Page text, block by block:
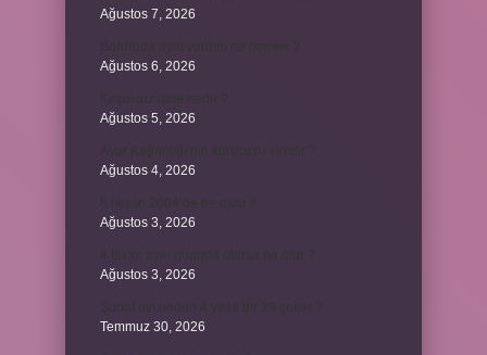
Ağustos 7, 2026
Ağustos 6, 2026
Ağustos 5, 2026
Ağustos 4, 2026
Ağustos 3, 2026
Ağustos 3, 2026
Temmuz 30, 2026